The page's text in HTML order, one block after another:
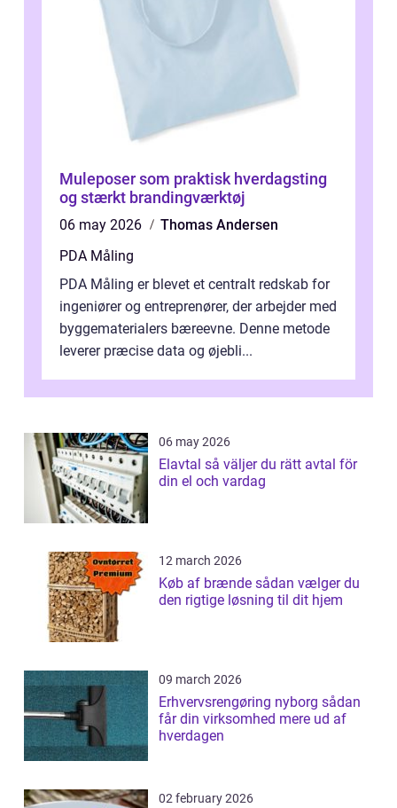
Muleposer som praktisk hverdagsting
og stærkt brandingværktøj
06 may 2026
Thomas Andersen
PDA Måling
PDA Måling er blevet et centralt redskab for
ingeniører og entreprenører, der arbejder med
byggematerialers bæreevne. Denne metode
leverer præcise data og øjebli...
06 may 2026
Elavtal så väljer du rätt avtal för
din el och vardag
12 march 2026
Køb af brænde sådan vælger du
den rigtige løsning til dit hjem
09 march 2026
Erhvervsrengøring nyborg sådan
får din virksomhed mere ud af
hverdagen
02 february 2026